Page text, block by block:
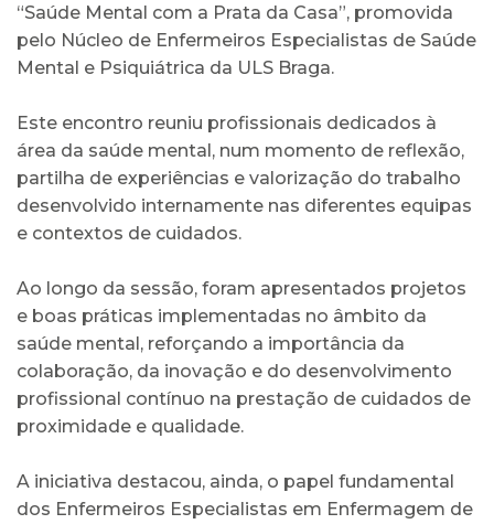
“Saúde Mental com a Prata da Casa”, promovida
pelo Núcleo de Enfermeiros Especialistas de Saúde
Mental e Psiquiátrica da ULS Braga.
Este encontro reuniu profissionais dedicados à
área da saúde mental, num momento de reflexão,
partilha de experiências e valorização do trabalho
desenvolvido internamente nas diferentes equipas
e contextos de cuidados.
Ao longo da sessão, foram apresentados projetos
e boas práticas implementadas no âmbito da
saúde mental, reforçando a importância da
colaboração, da inovação e do desenvolvimento
profissional contínuo na prestação de cuidados de
proximidade e qualidade.
A iniciativa destacou, ainda, o papel fundamental
dos Enfermeiros Especialistas em Enfermagem de